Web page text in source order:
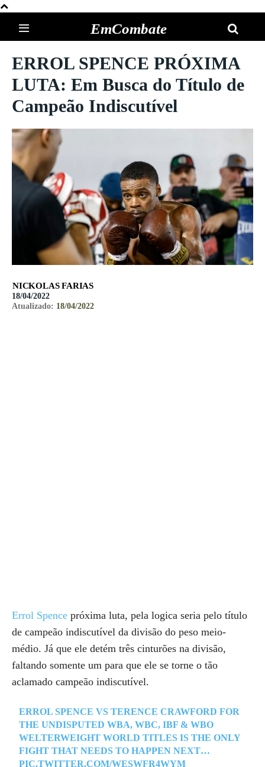
EmCombate
ERROL SPENCE PRÓXIMA
LUTA: Em Busca do Título de
Campeão Indiscutível
NICKOLAS FARIAS
18/04/2022
Atualizado: 18/04/2022
Errol Spence próxima luta, pela logica seria pelo título
de campeão indiscutível da divisão do peso meio-
médio. Já que ele detém três cinturões na divisão,
faltando somente um para que ele se torne o tão
aclamado campeão indiscutível.
ERROL SPENCE VS TERENCE CRAWFORD FOR
THE UNDISPUTED WBA, WBC, IBF & WBO
WELTERWEIGHT WORLD TITLES IS THE ONLY
FIGHT THAT NEEDS TO HAPPEN NEXT…
PIC.TWITTER.COM/WESWFR4WYM